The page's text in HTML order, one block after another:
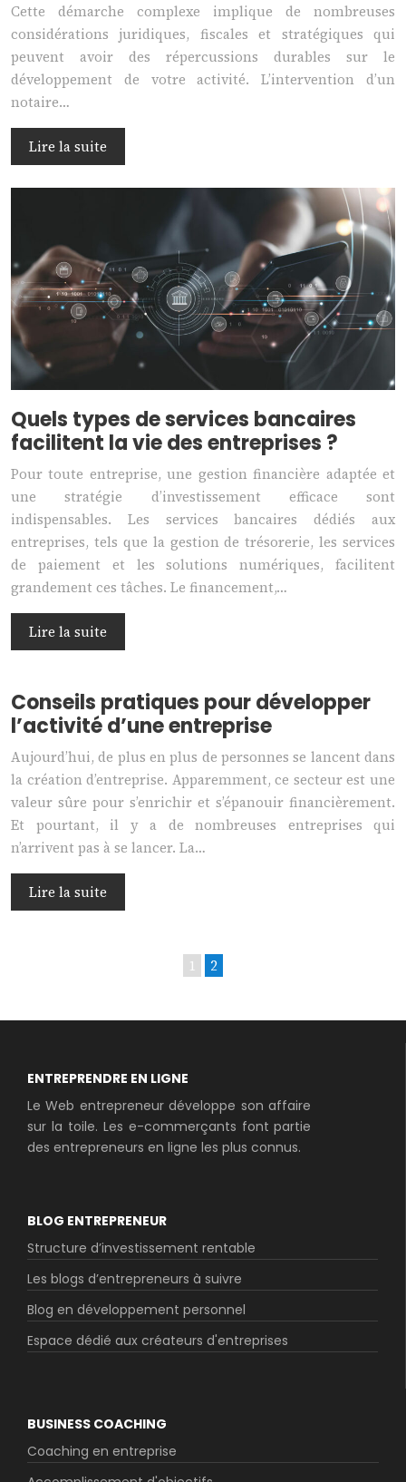
Cette démarche complexe implique de nombreuses
considérations juridiques, fiscales et stratégiques qui
peuvent avoir des répercussions durables sur le
développement de votre activité. L’intervention d’un
notaire…
Lire la suite
Quels types de services bancaires
facilitent la vie des entreprises ?
Pour toute entreprise, une gestion financière adaptée et
une stratégie d’investissement efficace sont
indispensables. Les services bancaires dédiés aux
entreprises, tels que la gestion de trésorerie, les services
de paiement et les solutions numériques, facilitent
grandement ces tâches. Le financement,…
Lire la suite
Conseils pratiques pour développer
l’activité d’une entreprise
Aujourd’hui, de plus en plus de personnes se lancent dans
la création d’entreprise. Apparemment, ce secteur est une
valeur sûre pour s’enrichir et s’épanouir financièrement.
Et pourtant, il y a de nombreuses entreprises qui
n’arrivent pas à se lancer. La…
Lire la suite
1 2
ENTREPRENDRE EN LIGNE
Le Web entrepreneur développe son affaire
sur la toile. Les e-commerçants font partie
des entrepreneurs en ligne les plus connus.
BLOG ENTREPRENEUR
Structure d’investissement rentable
Les blogs d’entrepreneurs à suivre
Blog en développement personnel
Espace dédié aux créateurs d'entreprises
BUSINESS COACHING
Coaching en entreprise